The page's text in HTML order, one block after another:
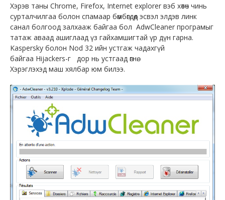
Хэрэв таны Chrome, Firefox, Internet explorer вэб хөтөч чинь
сурталчилгаа болон спамаар бөмбөгдөөд эсвэл элдэв линк
санал болгоод залхааж байгаа бол AdwCleaner програмыг
татаж аваад ашиглаад үз гайхамшигтай үр дүн гарна.
Kaspersky болон Nod 32 ийн устгаж чадахгүй
байгаа Hijackers-г дор нь устгаад өгнө.
Хэрэглэхэд маш хялбар юм билээ.